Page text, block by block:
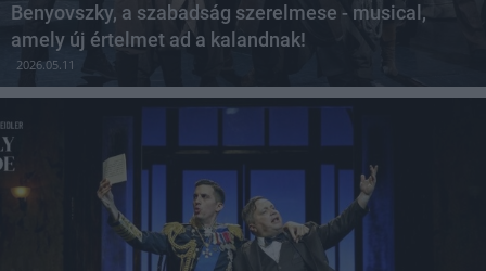
Benyovszky, a szabadság szerelmese - musical,
amely új értelmet ad a kalandnak!
2026.05.11